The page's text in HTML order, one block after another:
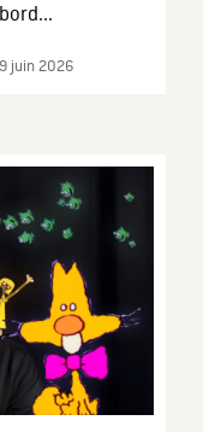
juin 2026